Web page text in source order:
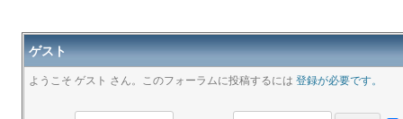
ゲスト
ようこそ ゲスト さん。このフォーラムに投稿するには 登録が必要です。